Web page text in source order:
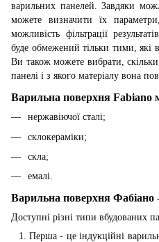
варильних панелей. Завдяки
можете визначити їх
можливість фільтрації
буде обмежений тільки тими, які
Ви також можете вибрати,
панелі і з якого матеріалу вона
Варильна поверхня Fabiano
нержавіючої сталі;
склокераміки;
скла;
емалі.
Варильна поверхня Фабіано
Доступні різні типи вбудованих
Перша - це індукційні